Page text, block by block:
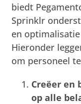
biedt
Sprinklr
en
Hieronder
om personeel
Creëer en
op alle